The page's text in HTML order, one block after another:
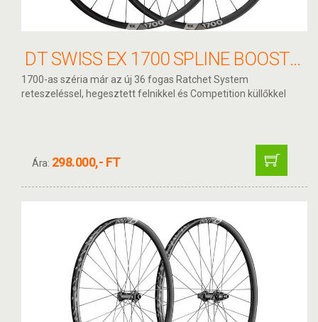
DT SWISS EX 1700 SPLINE BOOST 29" KERÉKSZETT CL 15X110 - 12X148 30MM HG
1700-as széria már az új 36 fogas Ratchet System
reteszeléssel, hegesztett felnikkel és Competition küllőkkel
Ára: 298.000,- FT